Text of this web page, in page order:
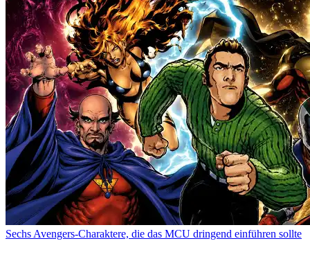
Sechs Avengers-Charaktere, die das MCU dringend einführen sollte